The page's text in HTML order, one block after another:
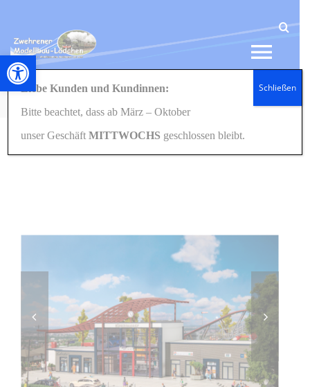
Werkzeugleiste öffnen
springen
HOME
KONTAKT
MEIN KONTO
Startseite Eisenbahn Häuser/Gebäude
H0/1:87
110128 Bürgerbahnhof Winterberg
Liebe Kunden und Kundinnen:
Bitte beachtet, dass ab März – Oktober
unser GeschäftMITTWOCHS geschlossen bleibt.
Schließen